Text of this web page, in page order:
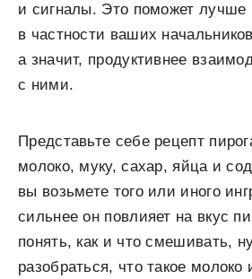
и сигналы. Это поможет лучше
в частности ваших
а значит, продуктивнее
с ними.
Представьте себе рецепт
молоко, муку, сахар, яйца и
вы возьмете того или иного
сильнее он повлияет на вкус
понять, как и что смешивать,
разобраться, что такое молоко